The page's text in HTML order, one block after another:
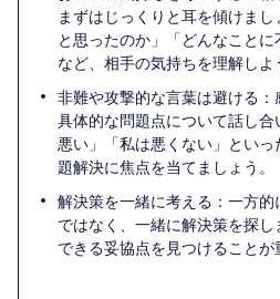
まずはじっくりと耳を傾けま
と思ったのか」「どんなことに
など、相手の気持ちを理解しよ
非難や攻撃的な言葉は避ける
具体的な問題点について話し
悪い」「私は悪くない」とい
題解決に焦点を当てましょう。
解決策を一緒に考える：一方
ではなく、一緒に解決策を探
できる妥協点を見つけることが